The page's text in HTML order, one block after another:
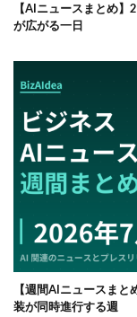
【AIニュースまとめ
が広がる一日
【週間AIニュースま
装が同時進行する週